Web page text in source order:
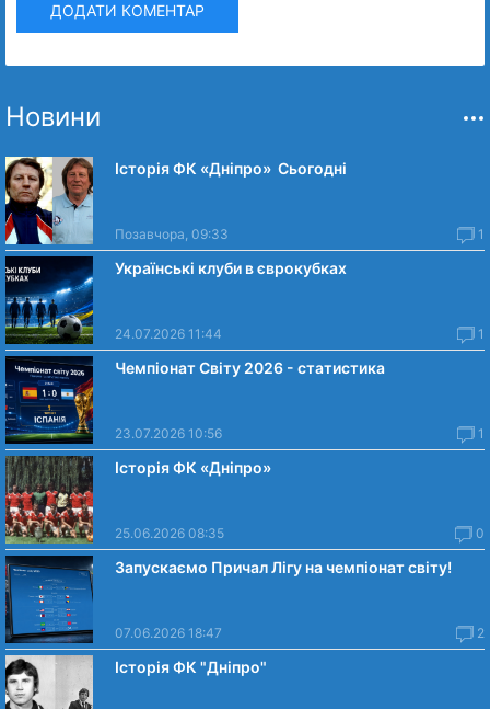
ДОДАТИ КОМЕНТАР
Новини
Історія ФК «Дніпро» Сьогодні
Позавчора, 09:33 1
Українські клуби в єврокубках
24.07.2026 11:44 1
Чемпіонат Світу 2026 - статистика
23.07.2026 10:56 1
Історія ФК «Дніпро»
25.06.2026 08:35 0
Запускаємо Причал Лігу на чемпіонат світу!
07.06.2026 18:47 2
Історія ФК "Дніпро"